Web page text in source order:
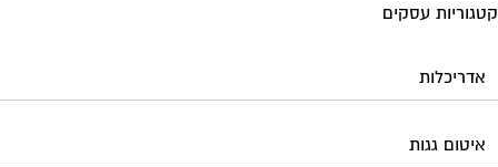
עסקים
אדריכלות
איטום גגות